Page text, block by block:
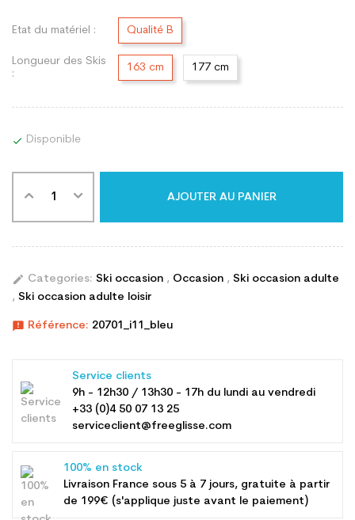
Etat du matériel : Qualité B
Longueur des Skis
:
163 cm 177 cm
 Disponible
AJOUTER AU PANIER
edit Categories: Ski occasion , Occasion , Ski occasion adulte
, Ski occasion adulte loisir
announcement Référence: 20701_i11_bleu
Service clients
9h - 12h30 / 13h30 - 17h du lundi au vendredi
+33 (0)4 50 07 13 25
serviceclient@freeglisse.com
100% en stock
Livraison France sous 5 à 7 jours, gratuite à partir
de 199€ (s'applique juste avant le paiement)